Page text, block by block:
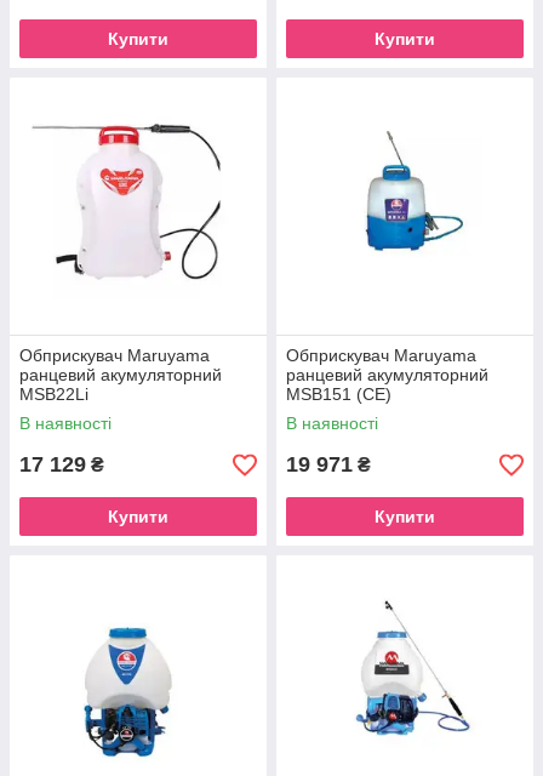
Купити Купити
Обприскувач Maruyama
ранцевий акумуляторний
MSB22Li
В наявності
17 129 ₴
Купити
Обприскувач Maruyama
ранцевий акумуляторний
MSB151 (CE)
В наявності
19 971 ₴
Купити